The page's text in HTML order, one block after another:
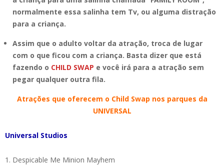
normalmente essa salinha tem Tv, ou alguma distração
para a criança.
Assim que o adulto voltar da atração, troca de lugar
com o que ficou com a criança. Basta dizer que está
fazendo o CHILD SWAP e você irá para a atração sem
pegar qualquer outra fila.
Atrações que oferecem o Child Swap nos parques da
UNIVERSAL
Universal Studios
Despicable Me Minion Mayhem